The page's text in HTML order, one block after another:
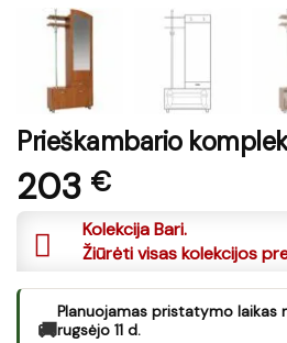
Prieškambario
203 €
Kolekcija Bari.
Žiūrėti visas kolekcijos
🚚
Planuojamas pristatymo laikas
rugsėjo 11 d.